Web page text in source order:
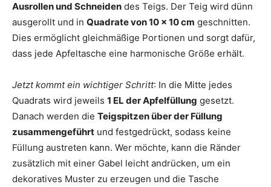
Ausrollen und Schneiden des Teigs. Der Teig wird dünn
ausgerollt und in Quadrate von 10 x 10 cm geschnitten.
Dies ermöglicht gleichmäßige Portionen und sorgt dafür,
dass jede Apfeltasche eine harmonische Größe erhält.
Jetzt kommt ein wichtiger Schritt: In die Mitte jedes
Quadrats wird jeweils 1 EL der Apfelfüllung gesetzt.
Danach werden die Teigspitzen über der Füllung
zusammengeführt und festgedrückt, sodass keine
Füllung austreten kann. Wer möchte, kann die Ränder
zusätzlich mit einer Gabel leicht andrücken, um ein
dekoratives Muster zu erzeugen und die Tasche